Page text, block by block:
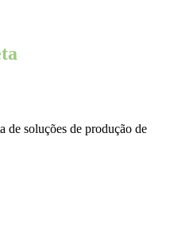
de soluções de produção de